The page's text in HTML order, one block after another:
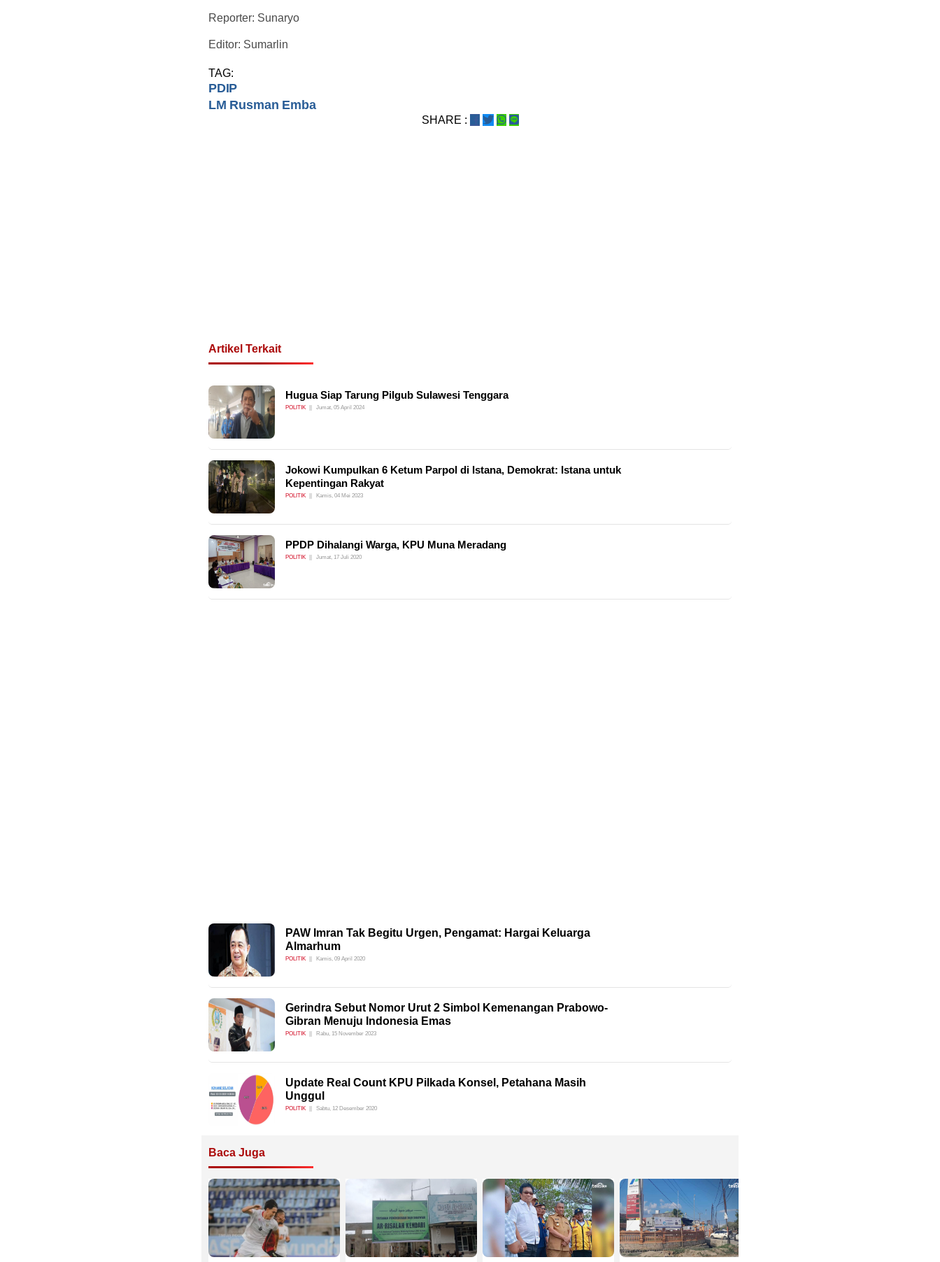
Reporter: Sunaryo
Editor: Sumarlin
TAG:
PDIP
LM Rusman Emba
SHARE :
Artikel Terkait
Hugua Siap Tarung Pilgub Sulawesi Tenggara
POLITIK Jumat, 05 April 2024
Jokowi Kumpulkan 6 Ketum Parpol di Istana, Demokrat: Istana untuk
Kepentingan Rakyat
POLITIK Kamis, 04 Mei 2023
PPDP Dihalangi Warga, KPU Muna Meradang
POLITIK Jumat, 17 Juli 2020
PAW Imran Tak Begitu Urgen, Pengamat: Hargai Keluarga
Almarhum
POLITIK Kamis, 09 April 2020
Gerindra Sebut Nomor Urut 2 Simbol Kemenangan Prabowo-
Gibran Menuju Indonesia Emas
POLITIK Rabu, 15 November 2023
Update Real Count KPU Pilkada Konsel, Petahana Masih
Unggul
POLITIK Sabtu, 12 Desember 2020
Baca Juga